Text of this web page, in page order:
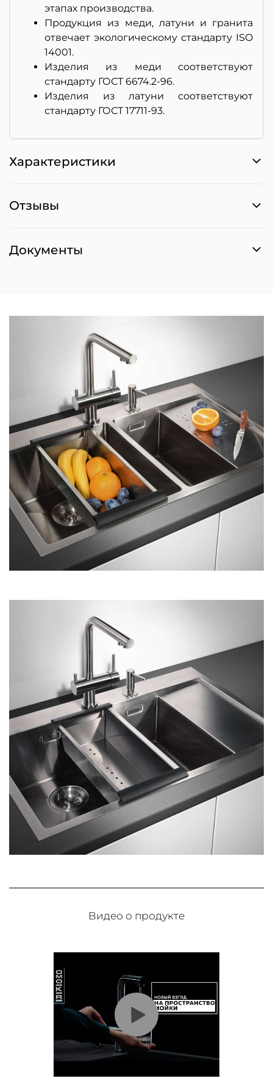
этапах производства.
Продукция из меди, латуни и гранита
отвечает экологическому стандарту ISO
14001.
Изделия из меди соответствуют
стандарту ГОСТ 6674.2-96.
Изделия из латуни соответствуют
стандарту ГОСТ 17711-93.
Характеристики
Отзывы
Документы
Видео о продукте